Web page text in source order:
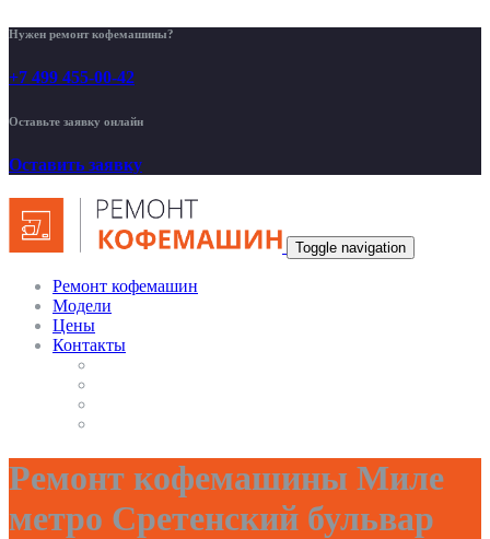
Нужен ремонт кофемашины?
+7 499 455-00-42
Оставьте заявку онлайн
Оставить заявку
Toggle navigation
Ремонт кофемашин
Модели
Цены
Контакты
Ремонт кофемашины Миле
метро Сретенский бульвар